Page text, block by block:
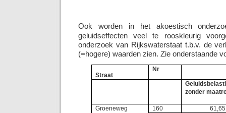
Ook worden in het akoestisch
geluidseffecten veel te rooskleurig
onderzoek van Rijkswaterstaat t.b.v. de
(=hogere) waarden zien. Zie onderstaande
Straat
Nr
zonder
Groeneweg
160